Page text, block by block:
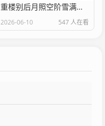
重楼别后月照空阶雪满衣中重楼的别名是什么
2026-06-10 547 人在看